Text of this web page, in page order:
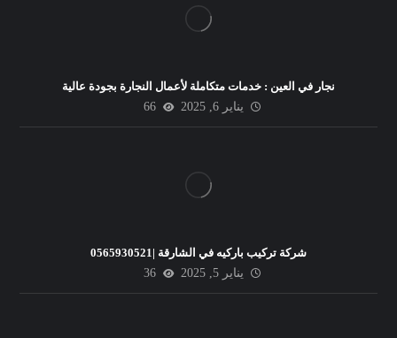
نجار في العين : خدمات متكاملة لأعمال النجارة بجودة عالية
يناير 6, 2025
66
شركة تركيب باركيه في الشارقة |0565930521
يناير 5, 2025
36